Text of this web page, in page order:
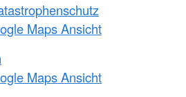
Maps Ansicht
Maps Ansicht